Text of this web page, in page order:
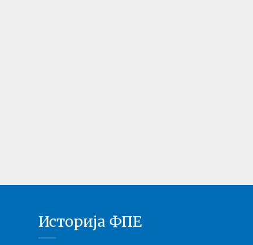
Историја ФПЕ